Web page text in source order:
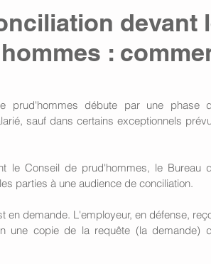
devant
:
prud'hommes débute par une phase
sauf dans certains exceptionnels
le Conseil de prud'hommes, le Bureau
parties à une audience de conciliation.
en demande. L'employeur, en défense,
une copie de la requête (la demande)